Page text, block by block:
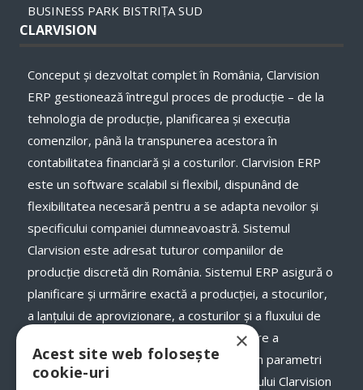
BUSINESS PARK BISTRIȚA SUD
CLARVISION
Conceput și dezvoltat complet în România, Clarvision
ERP gestionează întregul proces de producție – de la
tehnologia de producție, planificarea și execuţia
comenzilor, până la transpunerea acestora în
contabilitatea financiară și a costurilor. Clarvision ERP
este un software scalabil si flexibil, dispunând de
flexibilitatea necesară pentru a se adapta nevoilor și
specificului companiei dumneavoastră. Sistemul
Clarvision este adresat tuturor companiilor de
producție discretă din România. Sistemul ERP asigură o
planificare și urmărire exactă a producției, a stocurilor,
a lanţului de aprovizionare, a costurilor și a fluxului de
numerar, a termenelor de livrare și onorare a
comenzilor către clienții dumneavoastră, în parametri
optimi. Odată cu implementarea programului Clarvision
×
Acest site web folosește
cookie-uri